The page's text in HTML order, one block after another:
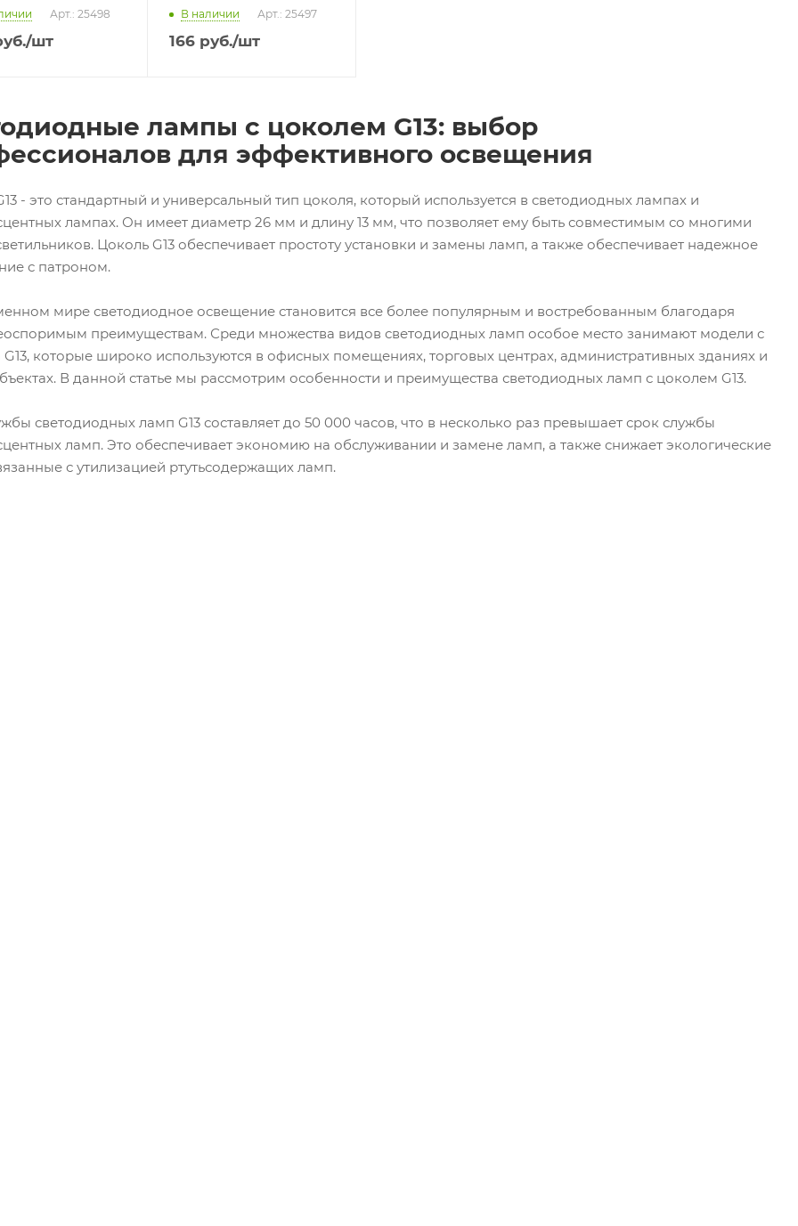
Арт.: 25498
/шт
В наличии Арт.: 25497
166 руб./шт
лампы с цоколем G13: выбор
для эффективного освещения
- это стандартный и универсальный тип цоколя, который используется в светодиодных лампах и
лампах. Он имеет диаметр 26 мм и длину 13 мм, что позволяет ему быть совместимым со многими
Цоколь G13 обеспечивает простоту установки и замены ламп, а также обеспечивает надежное
с патроном.
мире светодиодное освещение становится все более популярным и востребованным благодаря
преимуществам. Среди множества видов светодиодных ламп особое место занимают модели с
которые широко используются в офисных помещениях, торговых центрах, административных зданиях и
В данной статье мы рассмотрим особенности и преимущества светодиодных ламп с цоколем G13.
светодиодных ламп G13 составляет до 50 000 часов, что в несколько раз превышает срок службы
ламп. Это обеспечивает экономию на обслуживании и замене ламп, а также снижает экологические
с утилизацией ртутьсодержащих ламп.